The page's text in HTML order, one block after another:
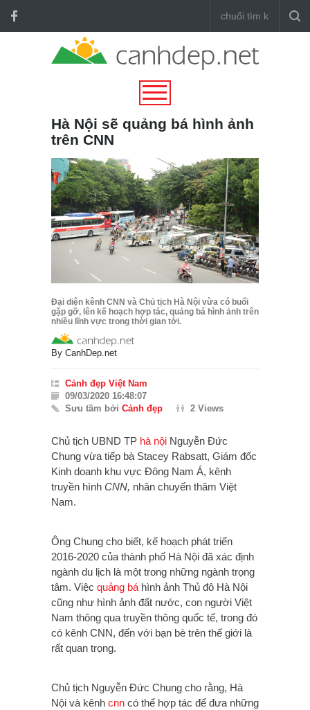
Hà Nội sẽ quảng bá hình ảnh
trên CNN
Đại diện kênh CNN và Chủ tịch Hà Nội vừa có buổi
gặp gỡ, lên kế hoạch hợp tác, quảng bá hình ảnh trên
nhiều lĩnh vực trong thời gian tới.
By CanhDep.net
Cảnh đẹp Việt Nam
09/03/2020 16:48:07
Sưu tầm bởi Cảnh đẹp 2 Views
Chủ tịch UBND TP hà nội Nguyễn Đức
Chung vừa tiếp bà Stacey Rabsatt, Giám đốc
Kinh doanh khu vực Đông Nam Á, kênh
truyền hình CNN, nhân chuyến thăm Việt
Nam.
Ông Chung cho biết, kế hoạch phát triển
2016-2020 của thành phố Hà Nội đã xác định
ngành du lịch là một trong những ngành trọng
tâm. Việc quảng bá hình ảnh Thủ đô Hà Nội
cũng như hình ảnh đất nước, con người Việt
Nam thông qua truyền thông quốc tế, trong đó
có kênh CNN, đến với bạn bè trên thế giới là
rất quan trọng.
Chủ tịch Nguyễn Đức Chung cho rằng, Hà
Nội và kênh cnn có thể hợp tác để đưa những